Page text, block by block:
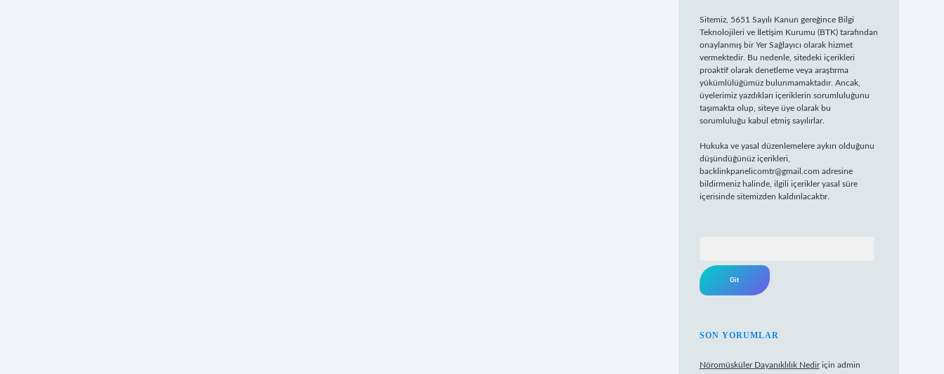
Sitemiz, 5651 Sayılı Kanun gereğince Bilgi
Teknolojileri ve İletişim Kurumu (BTK) tarafından
onaylanmış bir Yer Sağlayıcı olarak hizmet
vermektedir. Bu nedenle, sitedeki içerikleri
proaktif olarak denetleme veya araştırma
yükümlülüğümüz bulunmamaktadır. Ancak,
üyelerimiz yazdıkları içeriklerin sorumluluğunu
taşımakta olup, siteye üye olarak bu
sorumluluğu kabul etmiş sayılırlar.
Hukuka ve yasal düzenlemelere aykırı olduğunu
düşündüğünüz içerikleri,
backlinkpanelicomtr@gmail.com adresine
bildirmeniz halinde, ilgili içerikler yasal süre
içerisinde sitemizden kaldırılacaktır.
SON YORUMLAR
Nöromüsküler Dayanıklılık Nediriçin admin